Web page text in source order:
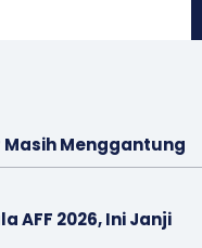
Masih Menggantung
AFF 2026, Ini Janji